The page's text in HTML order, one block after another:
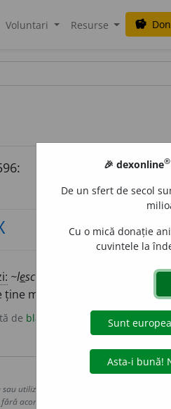
Voluntari Resurse savings
~lesc / vr
ține mândru. A face
de blaurb.
Copyright © 2004-
utilizarea datelor de pe acest site,
acordul nostru prealabil scris, cu
🎉 dexonline®
De un sfert de secol
Cu o mică donație
cuvintele la